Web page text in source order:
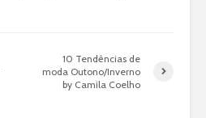
10 Tendências de
moda Outono/Inverno
by Camila Coelho